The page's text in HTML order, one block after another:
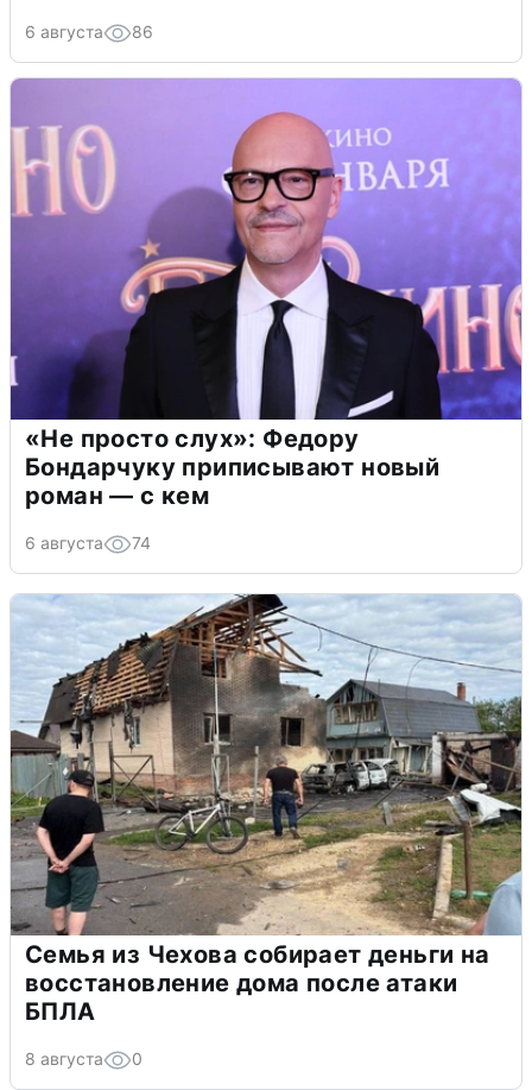
6 августа 86
«Не просто слух»: Федору
Бондарчуку приписывают новый
роман — с кем
6 августа 74
Семья из Чехова собирает деньги на
восстановление дома после атаки
БПЛА
8 августа 0